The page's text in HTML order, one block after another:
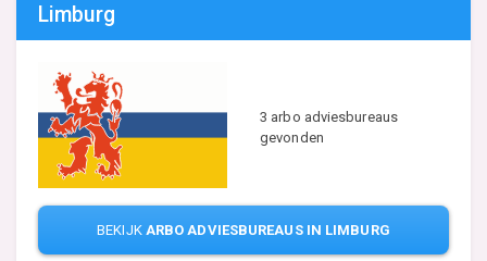
Limburg
3 arbo adviesbureaus
gevonden
BEKIJK ARBO ADVIESBUREAUS IN LIMBURG